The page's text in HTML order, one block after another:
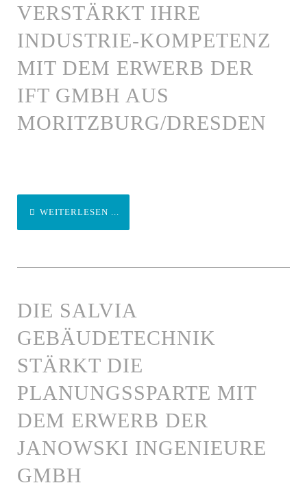
VERSTÄRKT IHRE
INDUSTRIE-KOMPETENZ
MIT DEM ERWERB DER
IFT GMBH AUS
MORITZBURG/DRESDEN
WEITERLESEN ...
DIE SALVIA
GEBÄUDETECHNIK
STÄRKT DIE
PLANUNGSSPARTE MIT
DEM ERWERB DER
JANOWSKI INGENIEURE
GMBH